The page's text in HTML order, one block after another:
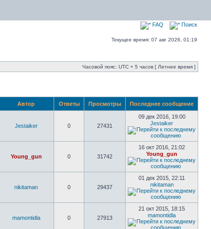
FAQ Поиск
Текущее время: 07 авг 2026, 01:19
Часовой пояс: UTC + 5 часов [ Летнее время ]
Автор Ответы Просмотры Последнее сообщение
Jestaiker 0 27431
09 дек 2016, 19:00
Jestaiker
Young_gun 0 31742
16 окт 2016, 21:02
Young_gun
nikitaman 0 29437
01 дек 2015, 22:11
nikitaman
mamontidla 0 27913
21 окт 2015, 18:15
mamontidla